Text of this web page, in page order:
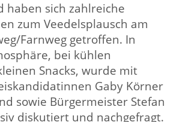
haben sich zahlreiche
zum Veedelsplausch am
Farnweg getroffen. In
bei kühlen
Snacks, wurde mit
Gaby Körner
sowie Bürgermeister Stefan
diskutiert und nachgefragt.